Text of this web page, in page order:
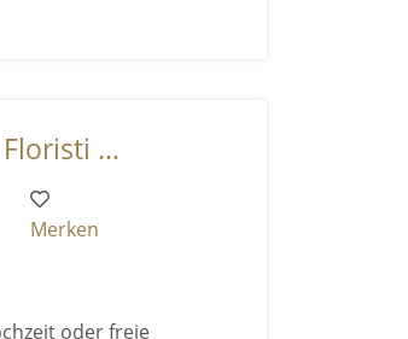
...
Merken
oder freie